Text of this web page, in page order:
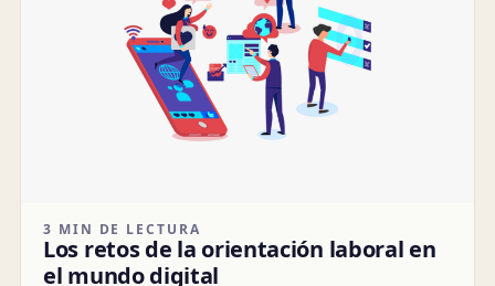
3 MIN DE LECTURA
Los retos de la orientación laboral en
el mundo digital